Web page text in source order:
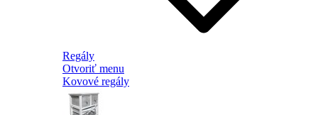
Regály
Otvoriť menu
Kovové regály